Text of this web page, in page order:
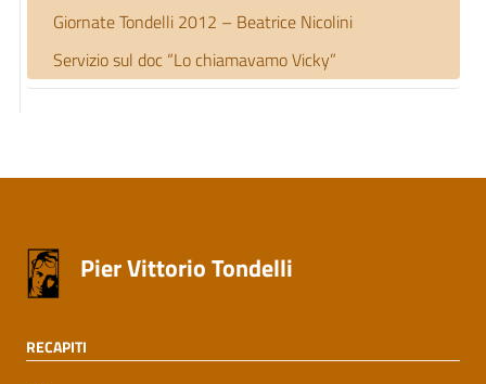
Giornate Tondelli 2012 – Beatrice Nicolini
Servizio sul doc “Lo chiamavamo Vicky”
Pier Vittorio Tondelli
RECAPITI